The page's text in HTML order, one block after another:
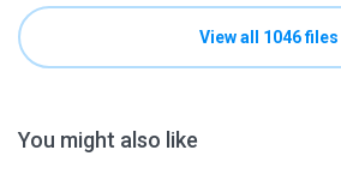
View all 1046 files
You might also like